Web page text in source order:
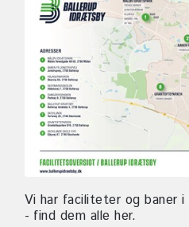
Vi har faciliteter og baner i
- find dem alle her.